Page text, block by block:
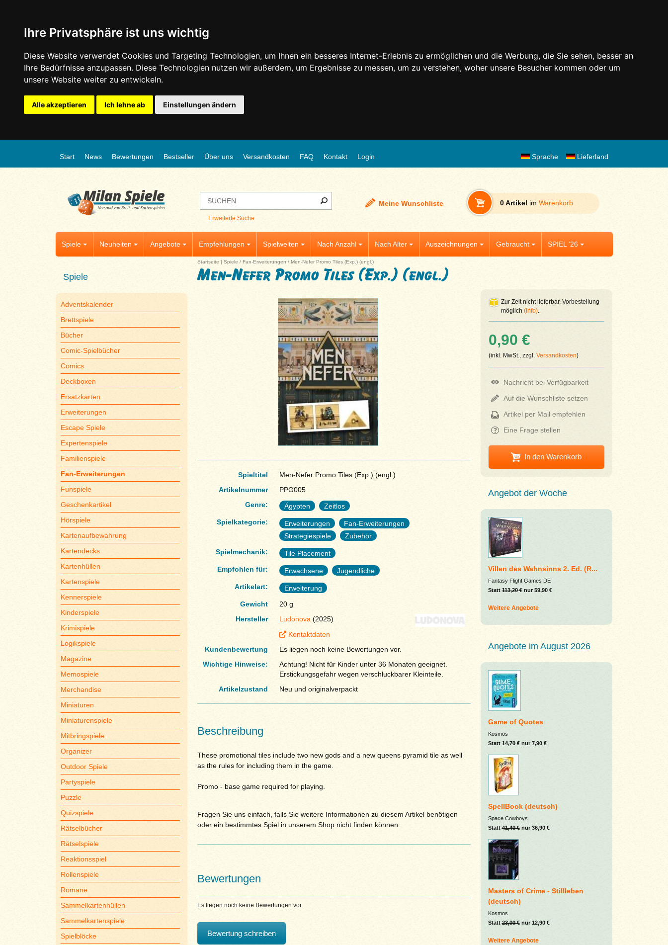
Ihre Privatsphäre ist uns wichtig
Diese Website verwendet Cookies und Targeting Technologien, um Ihnen ein besseres Internet-Erlebnis zu ermöglichen und die Werbung, die Sie sehen, besser an
Ihre Bedürfnisse anzupassen. Diese Technologien nutzen wir außerdem, um Ergebnisse zu messen, um zu verstehen, woher unsere Besucher kommen oder um
unsere Website weiter zu entwickeln.
Alle akzeptieren Ich lehne ab Einstellungen ändern
Start News Bewertungen Bestseller Über uns Versandkosten FAQ Kontakt Login Lieferland
Sprache
Erweiterte Suche
Meine Wunschliste 0 Artikel im Warenkorb
Spiele Neuheiten Angebote Empfehlungen Spielwelten Nach Anzahl Nach Alter Auszeichnungen Gebraucht SPIEL '26
Spiele
Adventskalender
Brettspiele
Bücher
Comic-Spielbücher
Comics
Deckboxen
Ersatzkarten
Erweiterungen
Escape Spiele
Expertenspiele
Familienspiele
Fan-Erweiterungen
Funspiele
Geschenkartikel
Hörspiele
Kartenaufbewahrung
Kartendecks
Kartenhüllen
Kartenspiele
Kennerspiele
Kinderspiele
Krimispiele
Logikspiele
Magazine
Memospiele
Merchandise
Miniaturen
Miniaturenspiele
Mitbringspiele
Organizer
Outdoor Spiele
Partyspiele
Puzzle
Quizspiele
Rätselbücher
Rätselspiele
Reaktionsspiel
Rollenspiele
Romane
Sammelkartenhüllen
Sammelkartenspiele
Spielblöcke
Startseite | Spiele / Fan-Erweiterungen / Men-Nefer Promo Tiles (Exp.) (engl.)
Men-Nefer Promo Tiles (Exp.) (engl.)
Spieltitel
Men-Nefer Promo Tiles (Exp.) (engl.)
Artikelnummer
PPG005
Genre:
Ägypten
Zeitlos
Spielkategorie:
Erweiterungen
Fan-Erweiterungen
Strategiespiele
Zubehör
Spielmechanik:
Tile Placement
Empfohlen für:
Erwachsene
Jugendliche
Artikelart:
Erweiterung
Gewicht
20 g
Hersteller
Ludonova(2025)
Kontaktdaten
Kundenbewertung
Es liegen noch keine Bewertungen vor.
Wichtige Hinweise:
Achtung! Nicht für Kinder unter 36 Monaten geeignet.
Erstickungsgefahr wegen verschluckbarer Kleinteile.
Artikelzustand
Neu und originalverpackt
Beschreibung
These promotional tiles include two new gods and a new queens pyramid tile as well
as the rules for including them in the game.
Promo - base game required for playing.
Fragen Sie uns einfach, falls Sie weitere Informationen zu diesem Artikel benötigen
oder ein bestimmtes Spiel in unserem Shop nicht finden können.
Bewertungen
Es liegen noch keine Bewertungen vor.
Bewertung schreiben
Zur Zeit nicht lieferbar, Vorbestellung
möglich (Info).
0,90 €
(inkl. MwSt., zzgl. Versandkosten)
Nachricht bei Verfügbarkeit
Auf die Wunschliste setzen
Artikel per Mail empfehlen
Eine Frage stellen
In den Warenkorb
Angebot der Woche
Villen des Wahnsinns 2. Ed. (R...
Fantasy Flight Games DE
Statt113,20 €nur 59,90 €
Weitere Angebote
Angebote im August 2026
Game of Quotes
Kosmos
Statt14,70 €nur 7,90 €
SpellBook (deutsch)
Space Cowboys
Statt41,40 €nur 36,90 €
Masters of Crime - Stillleben
(deutsch)
Kosmos
Statt23,00 €nur 12,90 €
Weitere Angebote